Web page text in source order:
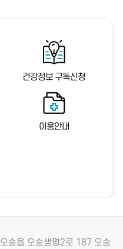
건강정보 구독신청
이용안내
송읍 오송생명2로 187 오송